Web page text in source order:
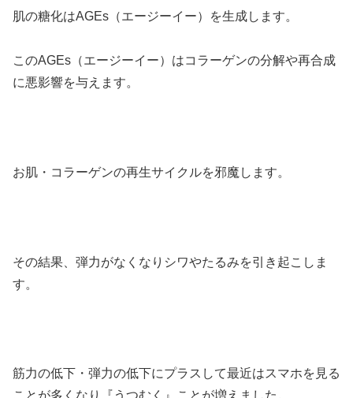
肌の糖化はAGEs（エージーイー）を生成します。
このAGEs（エージーイー）はコラーゲンの分解や再合成
に悪影響を与えます。
お肌・コラーゲンの再生サイクルを邪魔します。
その結果、弾力がなくなりシワやたるみを引き起こしま
す。
筋力の低下・弾力の低下にプラスして最近はスマホを見る